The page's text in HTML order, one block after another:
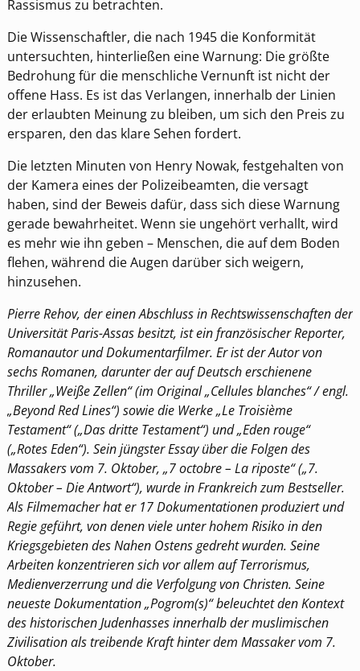
Rassismus zu betrachten.
Die Wissenschaftler, die nach 1945 die Konformität
untersuchten, hinterließen eine Warnung: Die größte
Bedrohung für die menschliche Vernunft ist nicht der
offene Hass. Es ist das Verlangen, innerhalb der Linien
der erlaubten Meinung zu bleiben, um sich den Preis zu
ersparen, den das klare Sehen fordert.
Die letzten Minuten von Henry Nowak, festgehalten von
der Kamera eines der Polizeibeamten, die versagt
haben, sind der Beweis dafür, dass sich diese Warnung
gerade bewahrheitet. Wenn sie ungehört verhallt, wird
es mehr wie ihn geben – Menschen, die auf dem Boden
flehen, während die Augen darüber sich weigern,
hinzusehen.
Pierre Rehov, der einen Abschluss in Rechtswissenschaften der
Universität Paris-Assas besitzt, ist ein französischer Reporter,
Romanautor und Dokumentarfilmer. Er ist der Autor von
sechs Romanen, darunter der auf Deutsch erschienene
Thriller „Weiße Zellen“ (im Original„Cellules blanches“/ engl.
„Beyond Red Lines“) sowie die Werke „Le Troisième
Testament“(„Das dritte Testament“) und „Eden rouge“
(„Rotes Eden“). Sein jüngster Essay über die Folgen des
Massakers vom 7. Oktober, „7 octobre – La riposte“(„7.
Oktober – Die Antwort“), wurde in Frankreich zum Bestseller.
Als Filmemacher hat er 17 Dokumentationen produziert und
Regie geführt, von denen viele unter hohem Risiko in den
Kriegsgebieten des Nahen Ostens gedreht wurden. Seine
Arbeiten konzentrieren sich vor allem auf Terrorismus,
Medienverzerrung und die Verfolgung von Christen. Seine
neueste Dokumentation „Pogrom(s)“ beleuchtet den Kontext
des historischen Judenhasses innerhalb der muslimischen
Zivilisation als treibende Kraft hinter dem Massaker vom 7.
Oktober.